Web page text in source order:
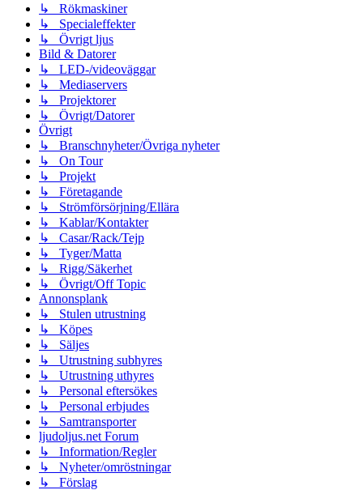
↳ Rökmaskiner
↳ Specialeffekter
↳ Övrigt ljus
Bild & Datorer
↳ LED-/videoväggar
↳ Mediaservers
↳ Projektorer
↳ Övrigt/Datorer
Övrigt
↳ Branschnyheter/Övriga nyheter
↳ On Tour
↳ Projekt
↳ Företagande
↳ Strömförsörjning/Ellära
↳ Kablar/Kontakter
↳ Casar/Rack/Tejp
↳ Tyger/Matta
↳ Rigg/Säkerhet
↳ Övrigt/Off Topic
Annonsplank
↳ Stulen utrustning
↳ Köpes
↳ Säljes
↳ Utrustning subhyres
↳ Utrustning uthyres
↳ Personal eftersökes
↳ Personal erbjudes
↳ Samtransporter
ljudoljus.net Forum
↳ Information/Regler
↳ Nyheter/omröstningar
↳ Förslag